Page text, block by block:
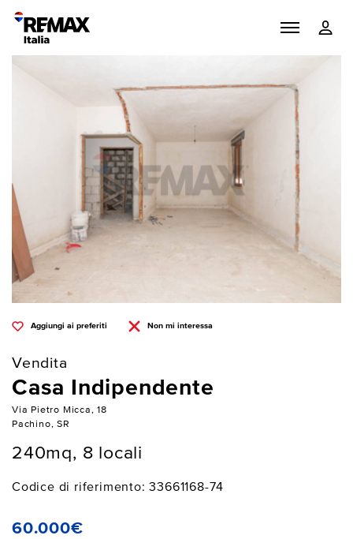
Aggiungi ai preferiti Non mi interessa
Vendita
Casa Indipendente
Via Pietro Micca, 18
Pachino, SR
240mq, 8 locali
Codice di riferimento: 33661168-74
60.000€